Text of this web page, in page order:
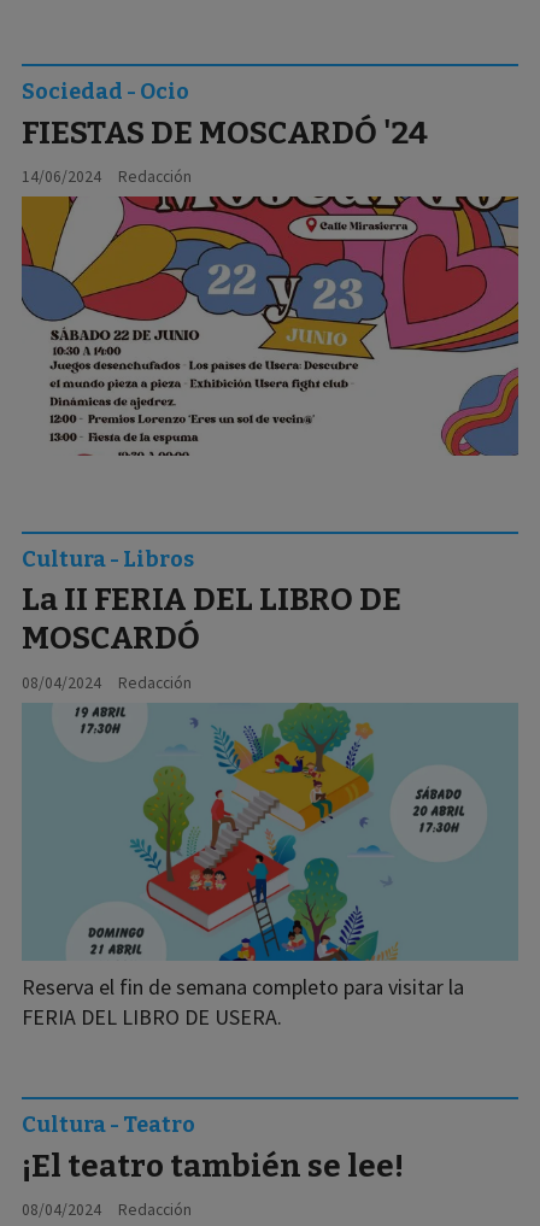
FIESTAS DE MOSCARDÓ '24
Redacción
Sociedad - Ocio
14/06/2024
La II FERIA DEL LIBRO DE
MOSCARDÓ
Redacción
Cultura - Libros
08/04/2024
Reserva el fin de semana completo para visitar la
FERIA DEL LIBRO DE USERA.
¡El teatro también se lee!
Redacción
Cultura - Teatro
08/04/2024